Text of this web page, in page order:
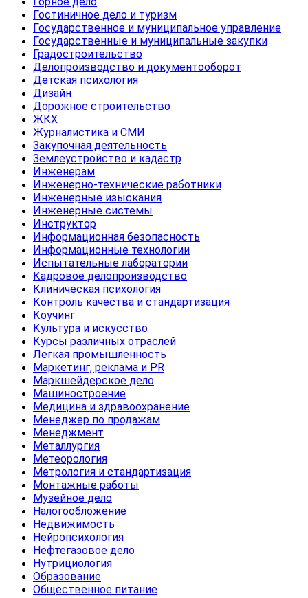
Гостиничное дело и туризм
Государственное и муниципальное управление
Государственные и муниципальные закупки
Градостроительство
Делопроизводство и документооборот
Детская психология
Дизайн
Дорожное строительство
ЖКХ
Журналистика и СМИ
Закупочная деятельность
Землеустройство и кадастр
Инженерам
Инженерно-технические работники
Инженерные изыскания
Инженерные системы
Инструктор
Информационная безопасность
Информационные технологии
Испытательные лаборатории
Кадровое делопроизводство
Клиническая психология
Контроль качества и стандартизация
Коучинг
Культура и искусство
Курсы различных отраслей
Легкая промышленность
Маркетинг, реклама и PR
Маркшейдерское дело
Машиностроение
Медицина и здравоохранение
Менеджер по продажам
Менеджмент
Металлургия
Метеорология
Метрология и стандартизация
Монтажные работы
Музейное дело
Налогообложение
Недвижимость
Нейропсихология
Нефтегазовое дело
Нутрициология
Образование
Общественное питание